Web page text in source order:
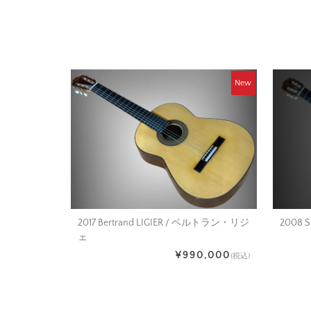
New
2017 Bertrand LIGIER / ベルトラン・リジ
ェ
¥990,000(税込)
2008